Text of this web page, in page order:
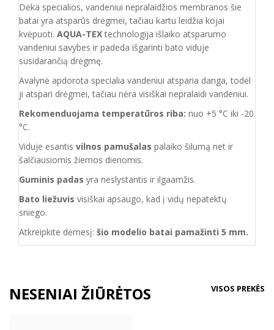
Dėka specialios, vandeniui nepralaidžios membranos šie
batai yra atsparūs drėgmei, tačiau kartu leidžia kojai
kvėpuoti. AQUA-TEXtechnologija išlaiko atsparumo
vandeniui savybes ir padeda išgarinti bato viduje
susidarančią drėgmę.
Avalynė apdorota specialia vandeniui atsparia danga, todėl
ji atspari drėgmei, tačiau nėra visiškai nepralaidi vandeniui.
Rekomenduojama temperatūros riba: nuo +5 °C iki -20
°C.
Viduje esantis vilnos pamušalas palaiko šilumą net ir
šalčiausiomis žiemos dienomis.
Guminis padas yra neslystantis ir ilgaamžis.
Bato liežuvis visiškai apsaugo, kad į vidų nepatektų
sniego.
Atkreipkite dėmesį: šio modelio batai pamažinti 5 mm.
NESENIAI ŽIŪRĖTOS VISOS PREKĖS